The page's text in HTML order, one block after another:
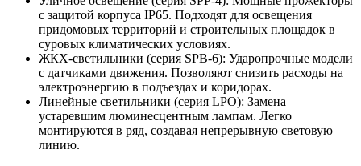
с защитой корпуса IP65. Подходят для освещения
придомовых территорий и строительных площадок в
суровых климатических условиях.
ЖКХ-светильники (серия SPB-6): Ударопрочные модели
с датчиками движения. Позволяют снизить расходы на
электроэнергию в подъездах и коридорах.
Линейные светильники (серия LPO): Замена
устаревшим люминесцентным лампам. Легко
монтируются в ряд, создавая непрерывную световую
линию.